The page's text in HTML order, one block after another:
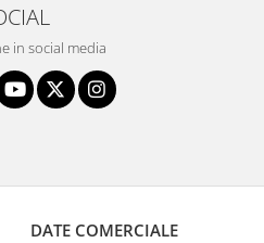
in social media
DATE COMERCIALE